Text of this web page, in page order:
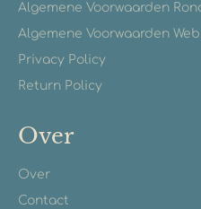
Algemene Voorwaarden
Algemene Voorwaarden
Privacy Policy
Return Policy
Over
Over
Contact